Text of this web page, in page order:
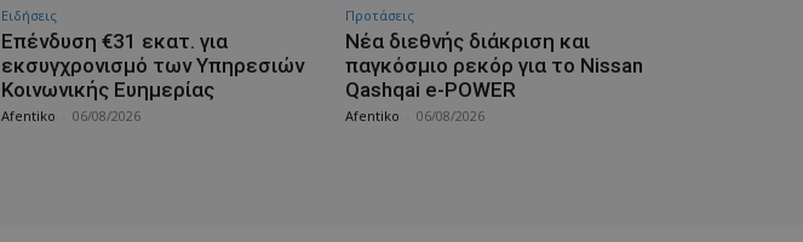
Ειδήσεις
Επένδυση €31 εκατ. για
εκσυγχρονισμό των Υπηρεσιών
Κοινωνικής Ευημερίας
Afentiko 06/08/2026
Προτάσεις
Νέα διεθνής διάκριση και
παγκόσμιο ρεκόρ για το Nissan
Qashqai e-POWER
Afentiko 06/08/2026